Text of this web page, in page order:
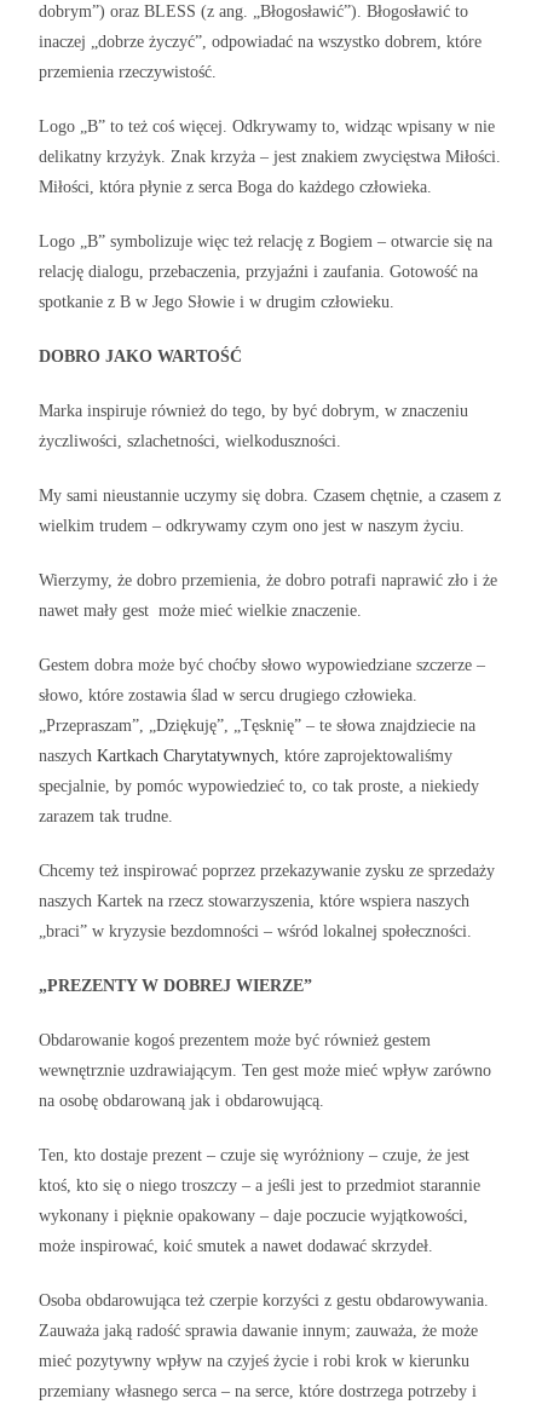
dobrym”) oraz BLESS (z ang. „Błogosławić”). Błogosławić to
inaczej „dobrze życzyć”, odpowiadać na wszystko dobrem, które
przemienia rzeczywistość.
Logo „B” to też coś więcej. Odkrywamy to, widząc wpisany w nie
delikatny krzyżyk. Znak krzyża – jest znakiem zwycięstwa Miłości.
Miłości, która płynie z serca Boga do każdego człowieka.
Logo „B” symbolizuje więc też relację z Bogiem – otwarcie się na
relację dialogu, przebaczenia, przyjaźni i zaufania. Gotowość na
spotkanie z B w Jego Słowie i w drugim człowieku.
DOBRO JAKO WARTOŚĆ
Marka inspiruje również do tego, by być dobrym, w znaczeniu
życzliwości, szlachetności, wielkoduszności.
My sami nieustannie uczymy się dobra. Czasem chętnie, a czasem z
wielkim trudem – odkrywamy czym ono jest w naszym życiu.
Wierzymy, że dobro przemienia, że dobro potrafi naprawić zło i że
nawet mały gest może mieć wielkie znaczenie.
Gestem dobra może być choćby słowo wypowiedziane szczerze –
słowo, które zostawia ślad w sercu drugiego człowieka.
„Przepraszam”, „Dziękuję”, „Tęsknię” – te słowa znajdziecie na
naszychKartkach Charytatywnych , które zaprojektowaliśmy
specjalnie, by pomóc wypowiedzieć to, co tak proste, a niekiedy
zarazem tak trudne.
Chcemy też inspirować poprzez przekazywanie zysku ze sprzedaży
naszych Kartek na rzecz stowarzyszenia, które wspiera naszych
„braci” w kryzysie bezdomności – wśród lokalnej społeczności.
„PREZENTY W DOBREJ WIERZE”
Obdarowanie kogoś prezentem może być również gestem
wewnętrznie uzdrawiającym. Ten gest może mieć wpływ zarówno
na osobę obdarowaną jak i obdarowującą.
Ten, kto dostaje prezent – czuje się wyróżniony – czuje, że jest
ktoś, kto się o niego troszczy – a jeśli jest to przedmiot starannie
wykonany i pięknie opakowany – daje poczucie wyjątkowości,
może inspirować, koić smutek a nawet dodawać skrzydeł.
Osoba obdarowująca też czerpie korzyści z gestu obdarowywania.
Zauważa jaką radość sprawia dawanie innym; zauważa, że może
mieć pozytywny wpływ na czyjeś życie i robi krok w kierunku
przemiany własnego serca – na serce, które dostrzega potrzeby i